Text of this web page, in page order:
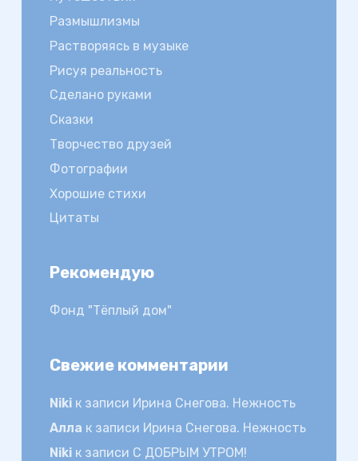
Размышлизмы
Растворяясь в музыке
Рисуя реальность
Сделано руками
Сказки
Творчество друзей
Фотографии
Хорошие стихи
Цитаты
Рекомендую
Фонд "Тёплый дом"
Свежие комментарии
Nikiк записи Ирина Снегова. Нежность
Алла к записи Ирина Снегова. Нежность
Nikiк записи С ДОБРЫМ УТРОМ!